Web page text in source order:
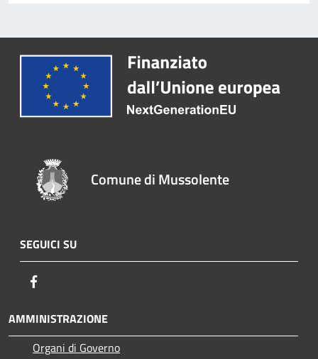
Comune di Mussolente
SEGUICI SU
AMMINISTRAZIONE
Organi di Governo